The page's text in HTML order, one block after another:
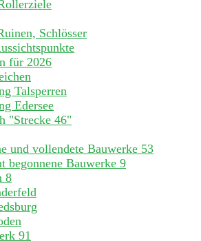
Schlösser
für 2026
Talsperren
Edersee
"Strecke 46"
und vollendete Bauwerke 53
begonnene Bauwerke 9
8
91